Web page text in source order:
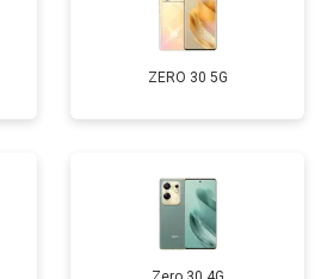
ZERO 30 5G